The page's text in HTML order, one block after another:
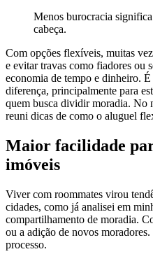
Menos burocracia
cabeça.
Com opções flexíveis, muitas
e evitar travas como fiadores ou
economia de tempo e dinheiro.
diferença, principalmente para
quem busca dividir moradia. No
reuni dicas de como o aluguel
Maior facilidade
imóveis
Viver com roommates virou
cidades, como já analisei em
compartilhamento de moradia.
ou a adição de novos
processo.